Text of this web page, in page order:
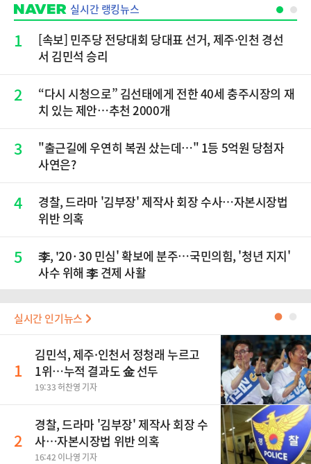
실시간 랭킹뉴스
1
[속보] 민주당 전당대회 당대표 선거, 제주·인천 경선
서 김민석 승리
2
“다시 시청으로” 김선태에게 전한 40세 충주시장의 재
치 있는 제안…추천 2000개
3
"출근길에 우연히 복권 샀는데…" 1등 5억원 당첨자
사연은?
4
경찰, 드라마 '김부장' 제작사 회장 수사…자본시장법
위반 의혹
5
李, '20·30 민심' 확보에 분주…국민의힘, '청년 지지'
사수 위해 李 견제 사활
실시간 인기뉴스 ●
1
김민석, 제주·인천서 정청래 누르고
1위…누적 결과도 金 선두
19:33 허찬영 기자
2
경찰, 드라마 '김부장' 제작사 회장 수
사…자본시장법 위반 의혹
16:42 이나영 기자